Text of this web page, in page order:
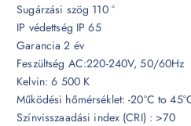
Sugárzási szög 110 °
IP védettség IP 65
Garancia 2 év
Feszültség AC:220-240V, 50/60Hz
Kelvin: 6 500 K
Működési hőmérséklet: -20°C to
Színvisszaadási index (CRI) : >70